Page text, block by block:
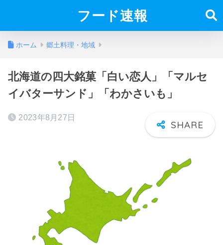
フード速報
ホーム 郷土料理・地域
北海道の四大銘菓「白い恋人」「マルセ
イバターサンド」「わかさいも」
2023年8月27日